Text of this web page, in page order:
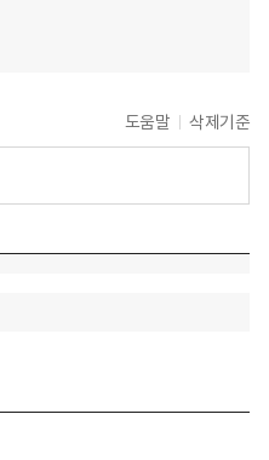
도움말 삭제기준